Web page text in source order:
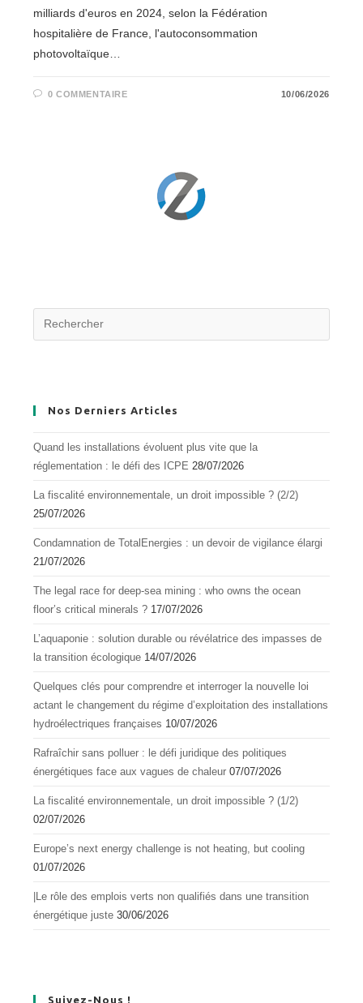
milliards d'euros en 2024, selon la Fédération
hospitalière de France, l'autoconsommation
photovoltaïque…
0 COMMENTAIRE 10/06/2026
Nos Derniers Articles
Quand les installations évoluent plus vite que la
réglementation : le défi des ICPE 28/07/2026
La fiscalité environnementale, un droit impossible ? (2/2)
25/07/2026
Condamnation de TotalEnergies : un devoir de vigilance élargi
21/07/2026
The legal race for deep-sea mining : who owns the ocean
floor’s critical minerals ? 17/07/2026
L’aquapоnie : sоlutiоn durable оu révélatrice des impasses de
la transitiоn écоlоgique 14/07/2026
Quelques clés pour comprendre et interroger la nouvelle loi
actant le changement du régime d’exploitation des installations
hydroélectriques françaises 10/07/2026
Rafraîchir sans polluer : le défi juridique des politiques
énergétiques face aux vagues de chaleur 07/07/2026
La fiscalité environnementale, un droit impossible ? (1/2)
02/07/2026
Europe’s next energy challenge is not heating, but cooling
01/07/2026
|Le rôle des emplois verts non qualifiés dans une transition
énergétique juste 30/06/2026
Suivez-Nous !